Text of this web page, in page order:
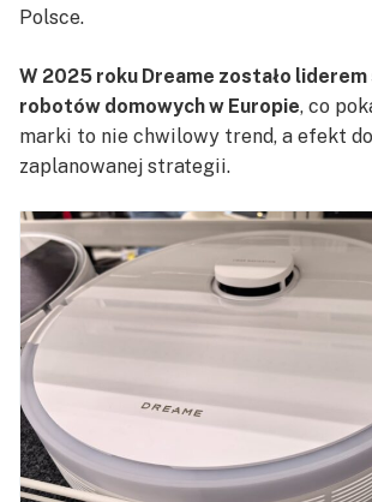
Polsce.
W 2025 roku Dreame zostało
robotów domowych w Europie, co
marki to nie chwilowy trend, a efekt
zaplanowanej strategii.